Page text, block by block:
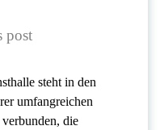
post
steht in den
umfangreichen
die